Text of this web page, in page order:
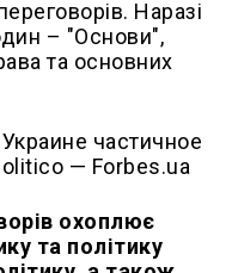
Наразі
– "Основи",
та основних
охоплює
та політику